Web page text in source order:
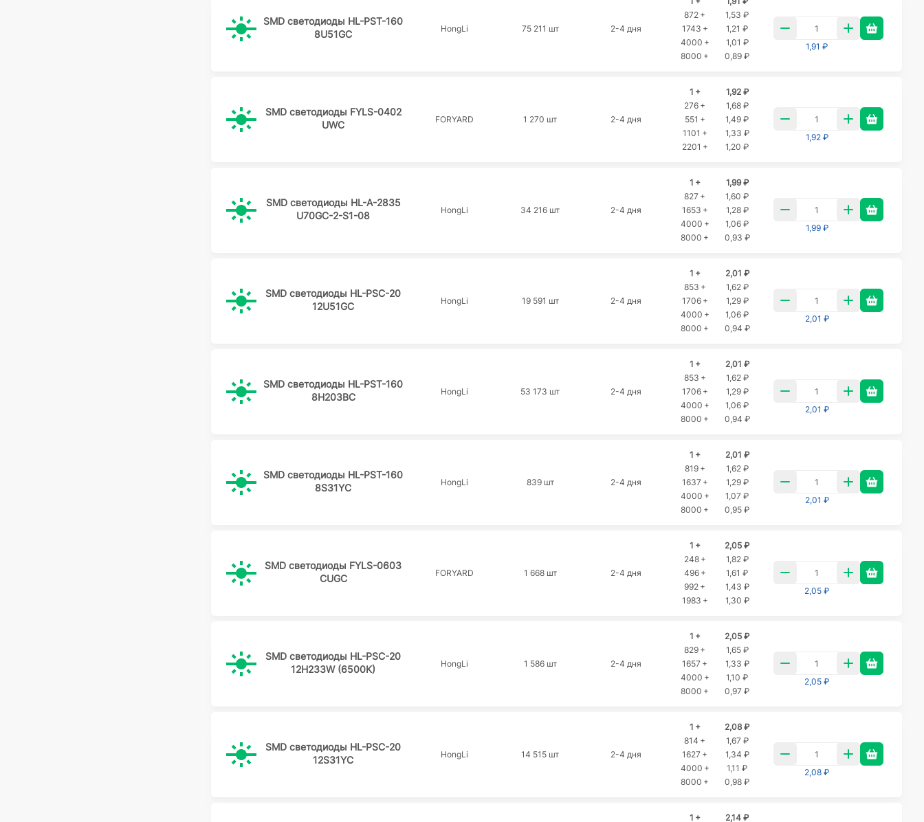
SMD светодиоды HL-PST-160
8U51GC
HongLi 75 211 шт 2-4 дня
872 +
1,53 ₽
1743 +
1,21 ₽
4000 +
1,01 ₽
8000 +
0,89 ₽
1,91 ₽
SMD светодиоды FYLS-0402
UWC
FORYARD 1 270 шт 2-4 дня
1 +
1,92 ₽
276 +
1,68 ₽
551 +
1,49 ₽
1101 +
1,33 ₽
2201 +
1,20 ₽
1,92 ₽
SMD светодиоды HL-A-2835
U70GC-2-S1-08
HongLi 34 216 шт 2-4 дня
1 +
1,99 ₽
827 +
1,60 ₽
1653 +
1,28 ₽
4000 +
1,06 ₽
8000 +
0,93 ₽
1,99 ₽
SMD светодиоды HL-PSC-20
12U51GC
HongLi 19 591 шт 2-4 дня
1 +
2,01 ₽
853 +
1,62 ₽
1706 +
1,29 ₽
4000 +
1,06 ₽
8000 +
0,94 ₽
2,01 ₽
SMD светодиоды HL-PST-160
8H203BC
HongLi 53 173 шт 2-4 дня
1 +
2,01 ₽
853 +
1,62 ₽
1706 +
1,29 ₽
4000 +
1,06 ₽
8000 +
0,94 ₽
2,01 ₽
SMD светодиоды HL-PST-160
8S31YC
HongLi 839 шт 2-4 дня
1 +
2,01 ₽
819 +
1,62 ₽
1637 +
1,29 ₽
4000 +
1,07 ₽
8000 +
0,95 ₽
2,01 ₽
SMD светодиоды FYLS-0603
CUGC
FORYARD 1 668 шт 2-4 дня
1 +
2,05 ₽
248 +
1,82 ₽
496 +
1,61 ₽
992 +
1,43 ₽
1983 +
1,30 ₽
2,05 ₽
SMD светодиоды HL-PSC-20
12H233W (6500K)
HongLi 1 586 шт 2-4 дня
1 +
2,05 ₽
829 +
1,65 ₽
1657 +
1,33 ₽
4000 +
1,10 ₽
8000 +
0,97 ₽
2,05 ₽
SMD светодиоды HL-PSC-20
12S31YC
HongLi 14 515 шт 2-4 дня
1 +
2,08 ₽
814 +
1,67 ₽
1627 +
1,34 ₽
4000 +
1,11 ₽
8000 +
0,98 ₽
2,08 ₽
1 + 2,14 ₽